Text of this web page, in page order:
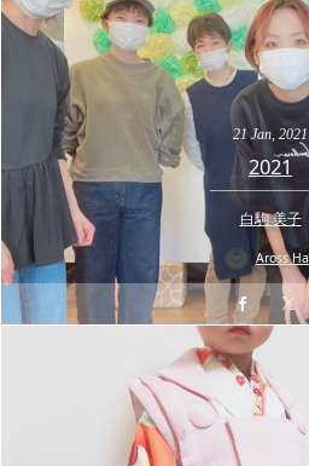
21 Jan 2021
2021
白駒 美子
Aross